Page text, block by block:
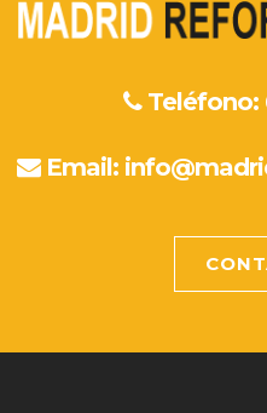
Teléfono:
Email: